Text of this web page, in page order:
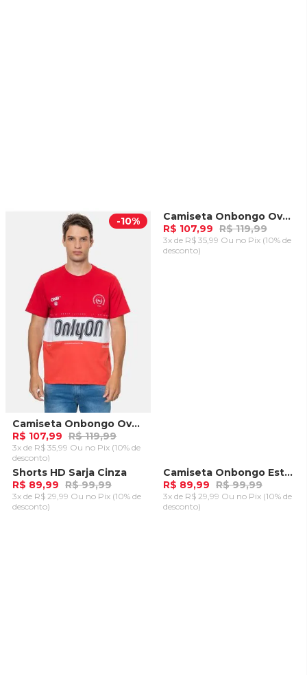
-10%
Camiseta Onbongo Oversize Vermelha
R$ 107,99 R$ 119,99
3x de R$ 35,99 Ou no Pix (10% de
desconto)
ADICIONAR AO
CARRINHO
-10%
Camiseta Onbongo Oversize Cinza
R$ 107,99 R$ 119,99
3x de R$ 35,99 Ou no Pix (10% de
desconto)
-10%
Shorts HD Sarja Cinza
R$ 89,99 R$ 99,99
3x de R$ 29,99 Ou no Pix (10% de
desconto)
-10%Camiseta Onbongo Estampada Vermelha
R$ 89,99 R$ 99,99
3x de R$ 29,99 Ou no Pix (10% de
desconto)